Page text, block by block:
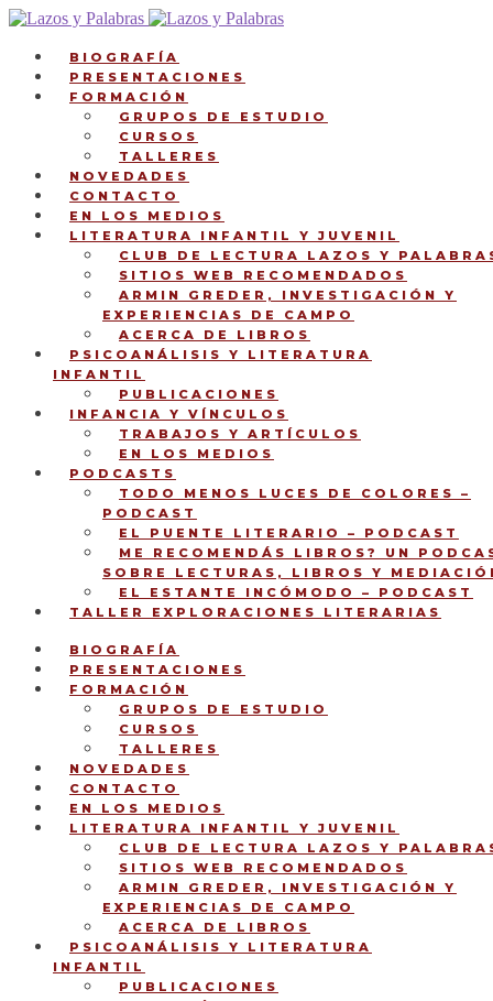
Ir
navegación
Ir
contenidoBIOGRAFÍA
PRESENTACIONES
FORMACIÓN
GRUPOS DE ESTUDIO
CURSOS
TALLERES
NOVEDADES
CONTACTO
EN LOS MEDIOS
LITERATURA INFANTIL Y JUVENIL
CLUB DE LECTURA LAZOS Y
SITIOS WEB RECOMENDADOS
ARMIN GREDER, INVESTIGACIÓN Y
EXPERIENCIAS DE CAMPO
ACERCA DE LIBROS
PSICOANÁLISIS Y LITERATURA
INFANTIL
PUBLICACIONES
INFANCIA Y VÍNCULOS
TRABAJOS Y ARTÍCULOS
EN LOS MEDIOS
PODCASTS
TODO MENOS LUCES DE COLORES –
PODCAST
EL PUENTE LITERARIO – PODCAST
ME RECOMENDÁS LIBROS? UN
SOBRE LECTURAS, LIBROS Y
EL ESTANTE INCÓMODO – PODCAST
TALLER EXPLORACIONES LITERARIAS
BIOGRAFÍA
PRESENTACIONES
FORMACIÓN
GRUPOS DE ESTUDIO
CURSOS
TALLERES
NOVEDADES
CONTACTO
EN LOS MEDIOS
LITERATURA INFANTIL Y JUVENIL
CLUB DE LECTURA LAZOS Y
SITIOS WEB RECOMENDADOS
ARMIN GREDER, INVESTIGACIÓN Y
EXPERIENCIAS DE CAMPO
ACERCA DE LIBROS
PSICOANÁLISIS Y LITERATURA
INFANTIL
PUBLICACIONES